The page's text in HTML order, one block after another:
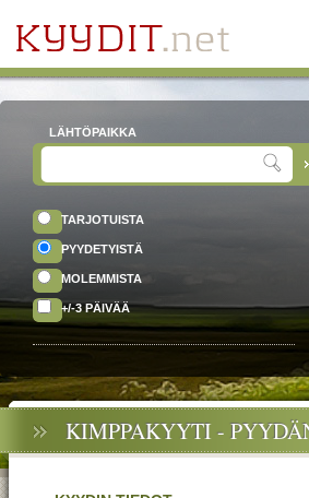
LÄHTÖPAIKKA
TARJOTUISTA
PYYDETYISTÄ
MOLEMMISTA
+/-3 PÄIVÄÄ
KIMPPAKYYTI -